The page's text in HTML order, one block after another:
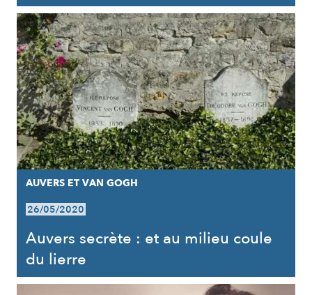
AUVERS ET VAN GOGH
26/05/2020
Auvers secrète : et au milieu coule
du lierre